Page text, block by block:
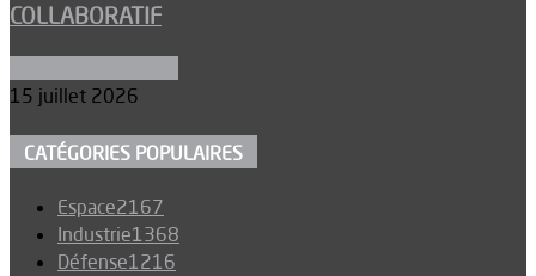
COLLABORATIF
15 juillet 2026
CATÉGORIES POPULAIRES
Espace2167
Industrie1368
Défense1216